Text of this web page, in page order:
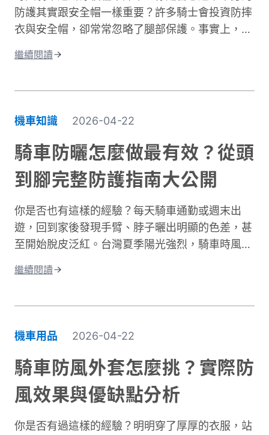
防護其實跟安全帽一樣重要？許多騎士會投資防摔
衣與安全帽，卻常常忽略了腿部保護。事實上，大
據交通部統計，機車事故傷亡中，頭部仍是最高致
部位。專業的機車防摔褲內建護膝、採用耐磨材
質，能在摔車瞬間提供關鍵保護。這與一般牛仔褲
或休閒褲有著根本性的差異。在台灣這個機車密度
極高的環境中，道路狀況複雜、天氣多變。突然下
雨導致路面濕滑、緊急煞車、車流密集，都讓騎士
型，更是守護生命的投資。本文將深入解析機車防
摔褲的防護原理、材質差異、CE認證標準，以及
如何根據通勤或長途需求進行防摔褲選購。讓你找
到兼顧安全、舒適與預算的理想選擇。
繼續閱讀
機車知識 2026-04-22
騎車防曬怎麼做最有效？從頭
到腳完整防護指南大公開
你是否也有這樣的經驗？每天騎車通勤或週末出
遊，回到家後發現手臂、脖子曬出明顯的色差，甚
至開始脫皮泛紅。台灣夏季陽光強烈，騎車時風吹
少。許多人以為騎車防曬只是愛美的選擇，其實這
下來容易造成曬傷、曬黑，甚至加速肌膚老化。別
擔心，做好紫外線防護並不複雜！本文將帶你了解
台灣氣候下的曝曬風險，並分享從頭部到腳部的完
整防曬裝備選擇。只要掌握正確方法，你也能在享
受騎車樂趣的同時，有效保護肌膚，遠離曬傷困
繼續閱讀
機車用品 2026-04-22
騎車防風外套怎麼挑？實際防
風效果與優缺點分析
你是否有過這樣的經驗？明明穿了厚厚的衣服，站